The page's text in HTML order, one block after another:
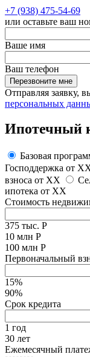
+7 (938) 475-54-69
или оставьте ваш
Ваше имя
Ваш телефон
Перезвоните мне
Отправляя заявку,
персональных
Ипотечный
Базовая
Господдержка от
взноса от XX
ипотека от XX
Стоимость
375 тыс. Р
10 млн Р
100 млн Р
Первоначальный
15%
90%
Срок кредита
1 год
30 лет
Ежемесячный